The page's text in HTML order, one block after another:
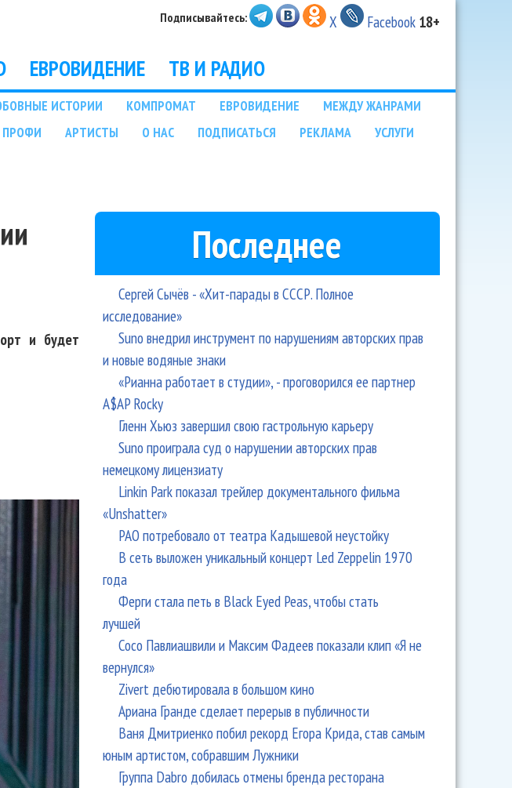
Подписывайтесь: X Facebook 18+
ЕВРОВИДЕНИЕ ТВ И РАДИО
ИСТОРИИ КОМПРОМАТ ЕВРОВИДЕНИЕ
МЕЖДУ ЖАНРАМИ
ПРОФИ АРТИСТЫ О НАС ПОДПИСАТЬСЯ РЕКЛАМА
УСЛУГИ
и будет
Последнее
Сергей Сычёв - «Хит-парады в СССР. Полное
исследование»
Suno внедрил инструмент по нарушениям авторских прав
и новые водяные знаки
«Рианна работает в студии», - проговорился ее партнер
A$AP Rocky
Гленн Хьюз завершил свою гастрольную карьеру
Suno проиграла суд о нарушении авторских прав
немецкому лицензиату
Linkin Park показал трейлер документального фильма
«Unshatter»
РАО потребовало от театра Кадышевой неустойку
В сеть выложен уникальный концерт Led Zeppelin 1970
года
Ферги стала петь в Black Eyed Peas, чтобы стать
лучшей
Сосо Павлиашвили и Максим Фадеев показали клип «Я не
вернулся»
Zivert дебютировала в большом кино
Ариана Гранде сделает перерыв в публичности
Ваня Дмитриенко побил рекорд Егора Крида, став самым
юным артистом, собравшим Лужники
Группа Dabro добилась отмены бренда ресторана